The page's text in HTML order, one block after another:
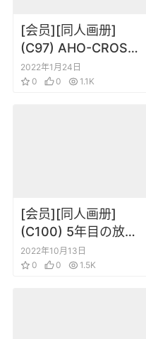
[会员][同人画册]
(C97) AHO-CROSS
(神冈ちろる)
UCHINOKO
2022年1月24日
0
0 1.1K
[会员][同人画册]
(C100) 5年目の放课
后(カントク) シタギ
シスター
2022年10月13日
0
0 1.5K